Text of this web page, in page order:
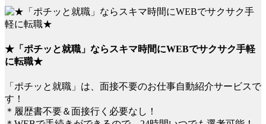
★「ポチッと就職」ならスキマ時間にWEBでサクサク手軽
に転職★
「ポチッと就職」は、面接不要のお仕事自動紹介サービスで
す！
＊履歴書不要＆面接行く必要なし！